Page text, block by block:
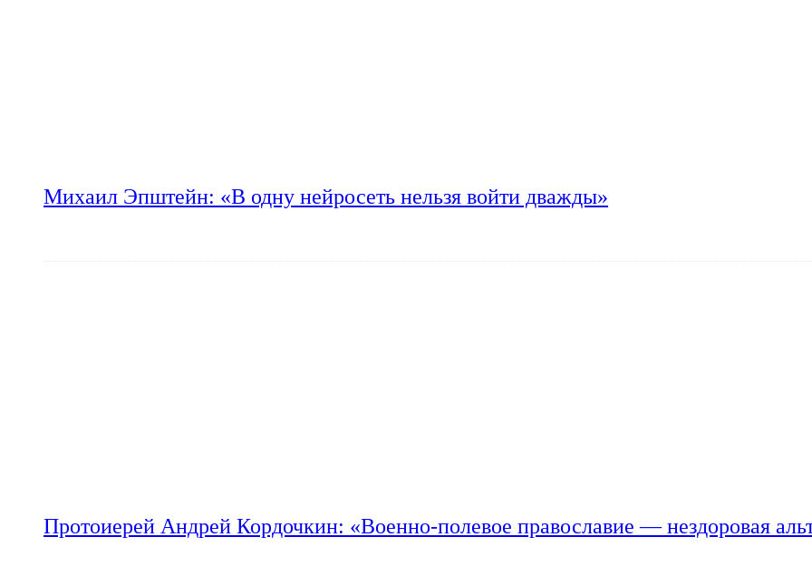
Михаил Эпштейн: «В одну нейросеть нельзя войти дважды»
Протоиерей Андрей Кордочкин: «Военно-полевое православие — нездоровая